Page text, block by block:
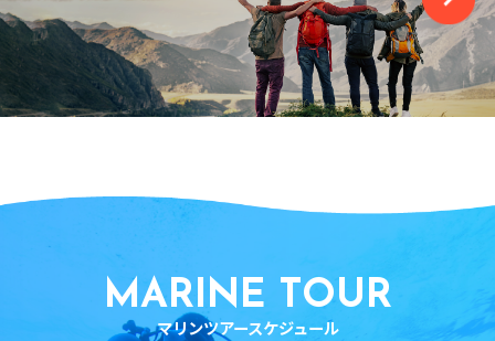
MARINE TOUR
マリンツアースケジュール